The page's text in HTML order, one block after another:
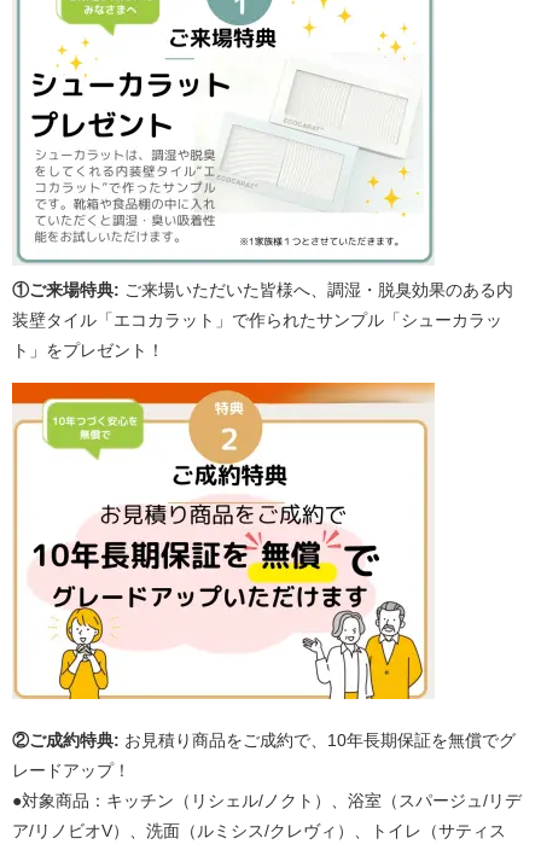
①ご来場特典: ご来場いただいた皆様へ、調湿・脱臭効果のある内
装壁タイル「エコカラット」で作られたサンプル「シューカラッ
ト」をプレゼント！
②ご成約特典: お見積り商品をご成約で、10年長期保証を無償でグ
レードアップ！
●対象商品：キッチン（リシェル/ノクト）、浴室（スパージュ/リデ
ア/リノビオV）、洗面（ルミシス/クレヴィ）、トイレ（サティス